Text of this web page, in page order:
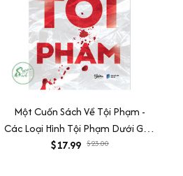
Một Cuốn Sách Về Tội Phạm -
Các Loại Hình Tội Phạm Dưới Góc
Nhìn Tâm Lý Học
$17.99 $23.00